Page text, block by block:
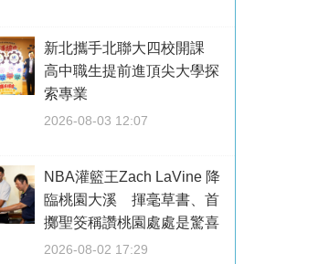
新北攜手北聯大四校開課
高中職生提前進頂尖大學探
索專業
2026-08-03 12:07
NBA灌籃王Zach LaVine 降
臨桃園大溪 揮毫草書、首
擲聖筊稱讚桃園處處是驚喜
2026-08-02 17:29